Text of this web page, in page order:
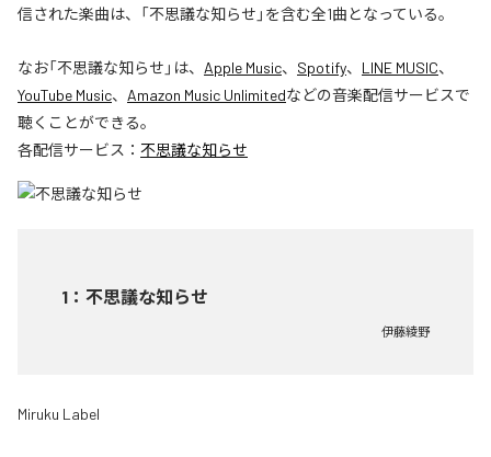
信された楽曲は、「不思議な知らせ」を含む全1曲となっている。
なお「不思議な知らせ 」は、 Apple Music、 Spotify、 LINE MUSIC、
YouTube Music、 Amazon Music Unlimitedなどの音楽配信サービスで
聴くことができる。
各配信サービス： 不思議な知らせ
1 ： 不思議な知らせ
伊藤綾野
Miruku Label